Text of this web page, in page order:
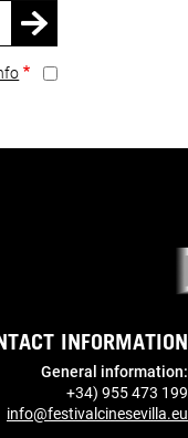
INFORMATION
General information:
+34) 955 473 199
info@festivalcinesevilla.eu